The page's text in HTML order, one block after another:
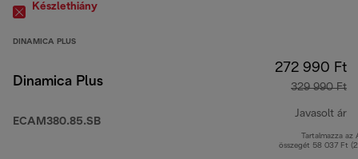
Készlethiány
DINAMICA PLUS
Dinamica Plus
ECAM380.85.SB
272 990 Ft
329 990 Ft
Javasolt ár
Tartalmazza az
összegét 58 037 Ft